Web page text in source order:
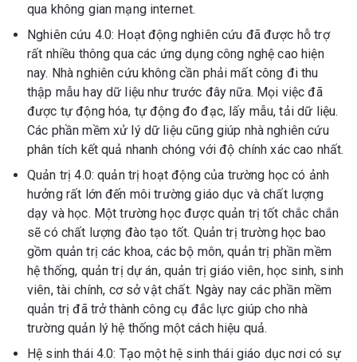
qua không gian mạng internet.
Nghiên cứu 4.0: Hoạt động nghiên cứu đã được hỗ trợ
rất nhiều thông qua các ứng dụng công nghệ cao hiện
nay. Nhà nghiên cứu không cần phải mất công đi thu
thập mẫu hay dữ liệu như trước đây nữa. Mọi việc đã
được tự động hóa, tự động đo đạc, lấy mẫu, tải dữ liệu.
Các phần mềm xử lý dữ liệu cũng giúp nhà nghiên cứu
phân tích kết quả nhanh chóng với độ chính xác cao nhất.
Quản trị 4.0: quản trị hoạt động của trường học có ảnh
hưởng rất lớn đến môi trường giáo dục và chất lượng
dạy và học. Một trường học được quản trị tốt chắc chắn
sẽ có chất lượng đào tạo tốt. Quản trị trường học bao
gồm quản trị các khoa, các bộ môn, quản trị phần mềm
hệ thống, quản trị dự án, quản trị giáo viên, học sinh, sinh
viên, tài chính, cơ sở vật chất. Ngày nay các phần mềm
quản trị đã trở thành công cụ đắc lực giúp cho nhà
trường quản lý hệ thống một cách hiệu quả.
Hệ sinh thái 4.0: Tạo một hệ sinh thái giáo dục nơi có sự